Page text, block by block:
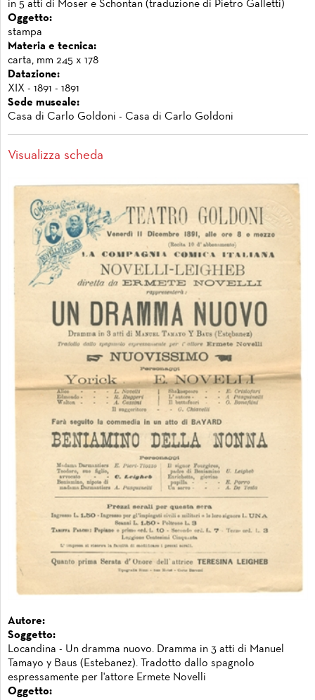
in 5 atti di Moser e Schontan (traduzione di Pietro Galletti)
Oggetto:
stampa
Materia e tecnica:
carta, mm 245 x 178
Datazione:
XIX - 1891 - 1891
Sede museale:
Casa di Carlo Goldoni - Casa di Carlo Goldoni
Visualizza scheda
Autore:
Soggetto:
Locandina - Un dramma nuovo. Dramma in 3 atti di Manuel
Tamayo y Baus (Estebanez). Tradotto dallo spagnolo
espressamente per l'attore Ermete Novelli
Oggetto: